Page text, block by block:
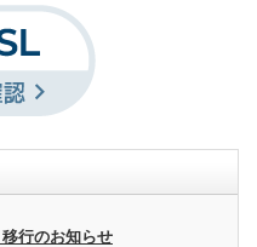
行のお知らせ